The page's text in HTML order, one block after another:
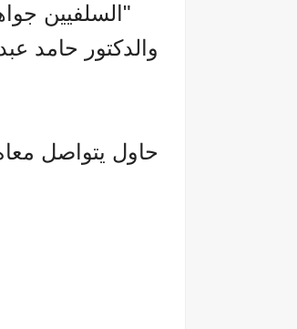
"السلفيين
والدكتور حامد
حاول يتواصل